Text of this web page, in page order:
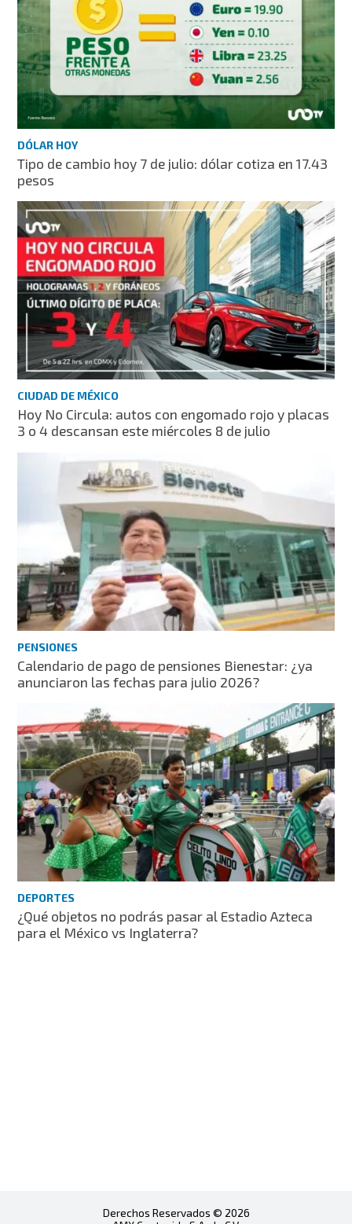
DÓLAR HOY
Tipo de cambio hoy 7 de julio: dólar cotiza en 17.43
pesos
CIUDAD DE MÉXICO
Hoy No Circula: autos con engomado rojo y placas
3 o 4 descansan este miércoles 8 de julio
PENSIONES
Calendario de pago de pensiones Bienestar: ¿ya
anunciaron las fechas para julio 2026?
DEPORTES
¿Qué objetos no podrás pasar al Estadio Azteca
para el México vs Inglaterra?
Derechos Reservados © 2026